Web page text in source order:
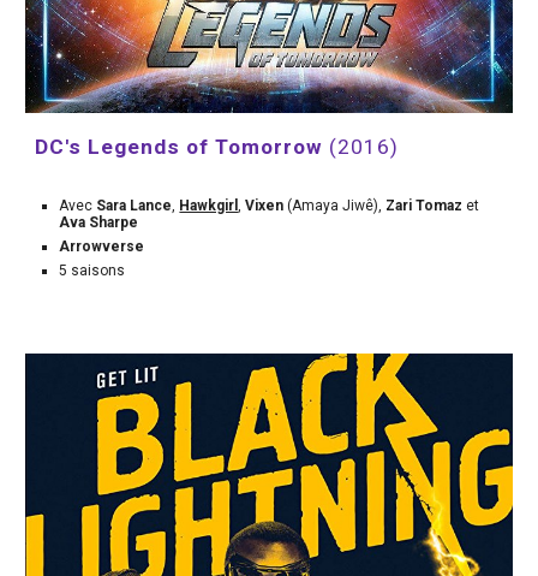
DC's Legends of Tomorrow (2016)
Avec Sara Lance Hawkgirl Vixen (Amaya Jiwê), Zari Tomaz
Ava Sharpe
Arrowverse
5 saisons